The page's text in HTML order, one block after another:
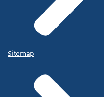
Sitemap